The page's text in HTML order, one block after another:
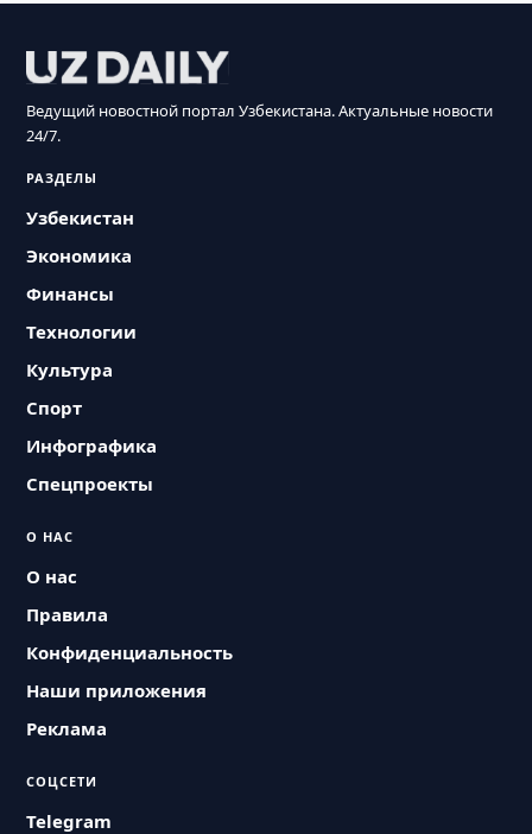
Ведущий новостной портал Узбекистана. Актуальные новости
24/7.
РАЗДЕЛЫ
Узбекистан
Экономика
Финансы
Технологии
Культура
Спорт
Инфографика
Спецпроекты
О НАС
О нас
Правила
Конфиденциальность
Наши приложения
Реклама
СОЦСЕТИ
Telegram